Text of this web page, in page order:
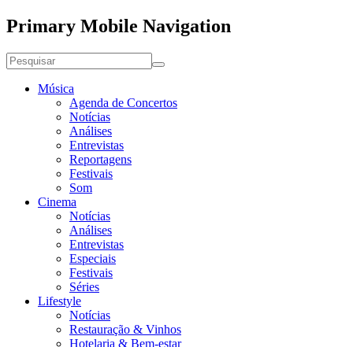
Primary Mobile Navigation
Música
Agenda de Concertos
Notícias
Análises
Entrevistas
Reportagens
Festivais
Som
Cinema
Notícias
Análises
Entrevistas
Especiais
Festivais
Séries
Lifestyle
Notícias
Restauração & Vinhos
Hotelaria & Bem-estar